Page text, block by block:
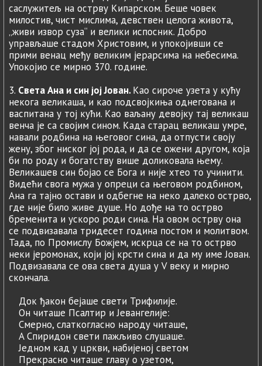
саслужитељ на острву Кипарском. Беше човек
милостив, чист мислима, девствен целога живота,
„живи извор суза“ и велики испосник. Добро
управљаше стадом Христовим, и упокојивши се
прими венац међу великим јерарсима на небесима.
Упокојио се мирно 370. године.
3. Светa Ана и син јој Јован.Као сироче узета у кућу
некога великаша, и као подсвојкиња однегована и
васпитана у тој кући. Као ваљану девојку тај великаш
венча је са својим сином. Када старац великаш умре,
навали родбина на његовог сина, да отпусти своју
жену, због ниског јој рода, и да се ожени другом, која
би по роду и богатству више доликовала њему.
Великашев син бојао се Бога и није хтео то учинити.
Видећи свога мужа у опреци са његовом родбином,
Ана га тајно остави и одбегне на неко далеко острво,
где није било живе душе. Но дође на то острво
бременита и ускоро роди сина. На овом острву она
се подвизавала тридесет година постом и молитвом.
Тада, по Промислу Божјем, искрца се на то острво
неки јеромонах, који јој крсти сина и да му име Јован.
Подвизавала се ова света душа у V веку и мирно
скончала.
Док ђакон бејаше свети Трифилије.
Он читаше Псалтир и Јевангелије:
Смерно, слаткогласно народу читаше,
A Спиридон свети пажљиво слушаше.
Једном кад у цркви, набијеној светом
Прекрасно читаше главу o узетом,